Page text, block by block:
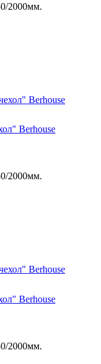
2000мм.
Berhousе
2000мм.
Berhousе
2000мм.